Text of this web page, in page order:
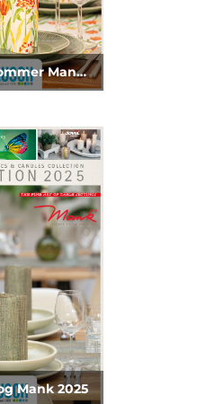
Frühling / Sommer Mank 2025
Mank 2025